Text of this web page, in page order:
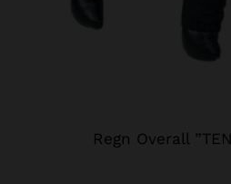
Regn Overall